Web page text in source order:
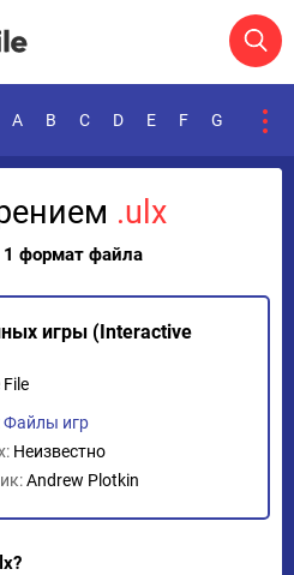
A B C D E F G
.ulx
1 формат файла
игры (Interactive
Файлы игр
Неизвестно
Andrew Plotkin